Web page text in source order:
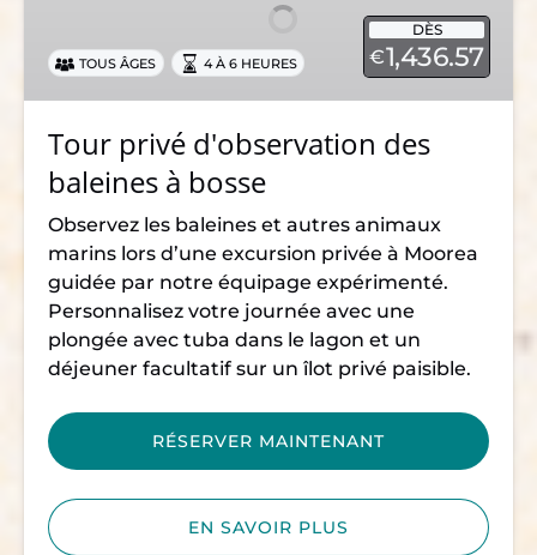
DÈS
€1,436.57
TOUS ÂGES 4 À 6 HEURES
Tour privé d'observation des
baleines à bosse
Observez les baleines et autres animaux
marins lors d’une excursion privée à Moorea
guidée par notre équipage expérimenté.
Personnalisez votre journée avec une
plongée avec tuba dans le lagon et un
déjeuner facultatif sur un îlot privé paisible.
RÉSERVER MAINTENANT
EN SAVOIR PLUS